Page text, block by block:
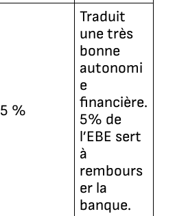
5 %
Traduit
une très
bonne
autonomi
e
financière.
5% de
l’EBE sert
à
rembours
er la
banque.